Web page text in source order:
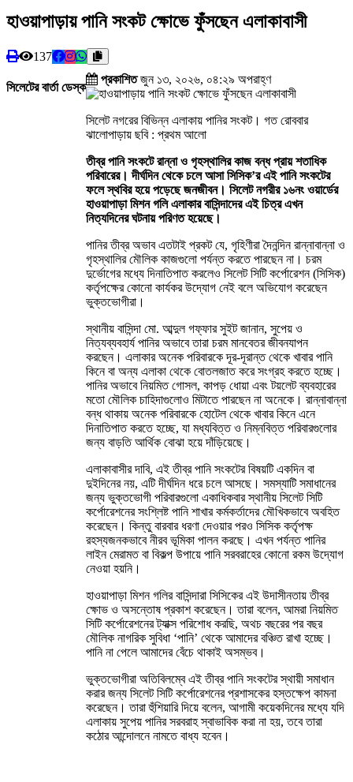
হাওয়াপাড়ায় পানি সংকট ক্ষোভে ফুঁসছেন এলাকাবাসী
137
সিলেটের বার্তা ডেস্ক
প্রকাশিতজুন ১৩, ২০২৬, ০৪:২৯ অপরাহ্ণ
সিলেট নগরের বিভিন্ন এলাকায় পানির সংকট। গত রোববার
ঝালোপাড়ায় ছবি : প্রথম আলো
তীব্র পানি সংকটে রান্না ও গৃহস্থালির কাজ বন্ধ প্রায় শতাধিক
পরিবারের। দীর্ঘদিন থেকে চলে আসা সিসিক’র এই পানি সংকটের
ফলে স্থবির হয়ে পড়েছে জনজীবন। সিলেট নগরীর ১৬নং ওয়ার্ডের
হাওয়াপাড়া মিশন গলি এলাকার বাসিন্দাদের এই চিত্র এখন
নিত্যদিনের ঘটনায় পরিণত হয়েছে।
পানির তীব্র অভাব এতটাই প্রকট যে, গৃহিণীরা দৈনন্দিন রান্নাবান্না ও
গৃহস্থালির মৌলিক কাজগুলো পর্যন্ত করতে পারছেন না। চরম
দুর্ভোগের মধ্যে দিনাতিপাত করলেও সিলেট সিটি কর্পোরেশন (সিসিক)
কর্তৃপক্ষের কোনো কার্যকর উদ্যোগ নেই বলে অভিযোগ করেছেন
ভুক্তভোগীরা।
স্থানীয় বাসিন্দা মো. আব্দুল গফ্ফার সুইট জানান, সুপেয় ও
নিত্যব্যবহার্য পানির অভাবে তারা চরম মানবেতর জীবনযাপন
করছেন। এলাকার অনেক পরিবারকে দূর-দূরান্ত থেকে খাবার পানি
কিনে বা অন্য এলাকা থেকে বোতলজাত করে সংগ্রহ করতে হচ্ছে।
পানির অভাবে নিয়মিত গোসল, কাপড় ধোয়া এবং টয়লেট ব্যবহারের
মতো মৌলিক চাহিদাগুলোও মিটাতে পারছেন না অনেকে। রান্নাবান্না
বন্ধ থাকায় অনেক পরিবারকে হোটেল থেকে খাবার কিনে এনে
দিনাতিপাত করতে হচ্ছে, যা মধ্যবিত্ত ও নিম্নবিত্ত পরিবারগুলোর
জন্য বাড়তি আর্থিক বোঝা হয়ে দাঁড়িয়েছে।
এলাকাবাসীর দাবি, এই তীব্র পানি সংকটের বিষয়টি একদিন বা
দুইদিনের নয়, এটি দীর্ঘদিন ধরে চলে আসছে। সমস্যাটি সমাধানের
জন্য ভুক্তভোগী পরিবারগুলো একাধিকবার স্থানীয় সিলেট সিটি
কর্পোরেশনের সংশ্লিষ্ট পানি শাখার কর্মকর্তাদের মৌখিকভাবে অবহিত
করেছেন। কিন্তু বারবার ধরণা দেওয়ার পরও সিসিক কর্তৃপক্ষ
রহস্যজনকভাবে নীরব ভূমিকা পালন করছে। এখন পর্যন্ত পানির
লাইন মেরামত বা বিকল্প উপায়ে পানি সরবরাহের কোনো রকম উদ্যোগ
নেওয়া হয়নি।
হাওয়াপাড়া মিশন গলির বাসিন্দারা সিসিকের এই উদাসীনতায় তীব্র
ক্ষোভ ও অসন্তোষ প্রকাশ করেছেন। তারা বলেন, আমরা নিয়মিত
সিটি কর্পোরেশনের ট্যাক্স পরিশোধ করছি, অথচ বছরের পর বছর
মৌলিক নাগরিক সুবিধা ‘পানি’ থেকে আমাদের বঞ্চিত রাখা হচ্ছে।
পানি না পেলে আমাদের বেঁচে থাকাই অসম্ভব।
ভুক্তভোগীরা অতিবিলম্বে এই তীব্র পানি সংকটের স্থায়ী সমাধান
করার জন্য সিলেট সিটি কর্পোরেশনের প্রশাসকের হস্তক্ষেপ কামনা
করেছেন। তারা হুঁশিয়ারি দিয়ে বলেন, আগামী কয়েকদিনের মধ্যে যদি
এলাকায় সুপেয় পানির সরবরাহ স্বাভাবিক করা না হয়, তবে তারা
কঠোর আন্দোলনে নামতে বাধ্য হবেন।